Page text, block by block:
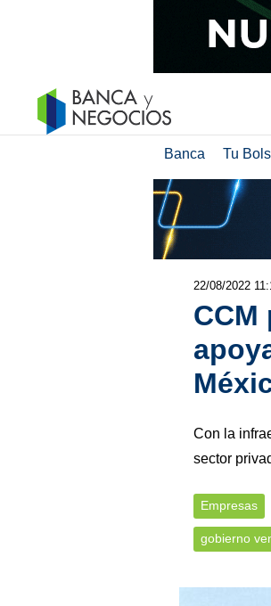
Banca Tu
22/08/2022
Con la
sector
Empresas
gobierno